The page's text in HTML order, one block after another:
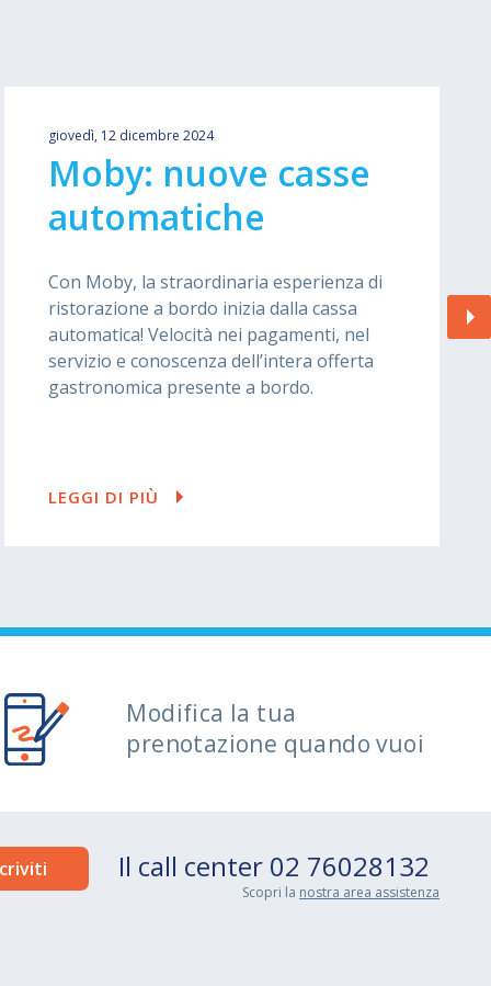
giovedì, 12 dicembre 2024
Moby: nuove casse
automatiche
Con Moby, la straordinaria esperienza di
ristorazione a bordo inizia dalla cassa
automatica! Velocità nei pagamenti, nel
servizio e conoscenza dell’intera offerta
gastronomica presente a bordo.
LEGGI DI PIÙ
Modifica la tua
prenotazione quando vuoi
Il call center 02 76028132
Scopri la nostra area assistenza